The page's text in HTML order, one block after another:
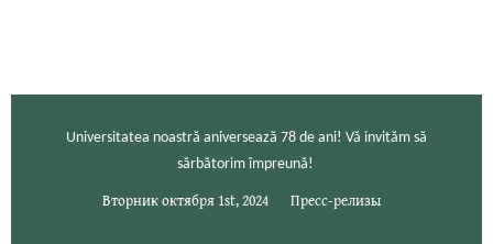
Universitatea noastră aniversează 78 de ani! Vă invităm să
sărbătorim împreună!
Вторник октября 1st, 2024 Пресс-релизы